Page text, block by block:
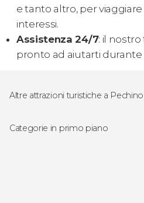
e tanto altro, per
interessi.
Assistenza 24/7: il
pronto ad aiutarti durante
Altre attrazioni turistiche a Pechino
Categorie in primo piano